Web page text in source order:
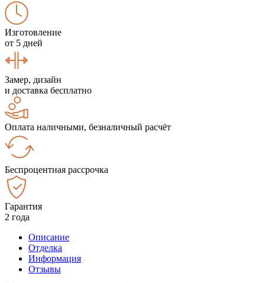
Изготовление
от 5 дней
Замер, дизайн
и доставка бесплатно
Оплата наличными, безналичный расчёт
Беспроцентная рассрочка
Гарантия
2 года
Описание
Отделка
Информация
Отзывы